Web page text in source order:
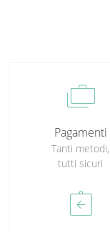
cases
Pagamenti
Tanti metodi,
tutti sicuri
assignment_return